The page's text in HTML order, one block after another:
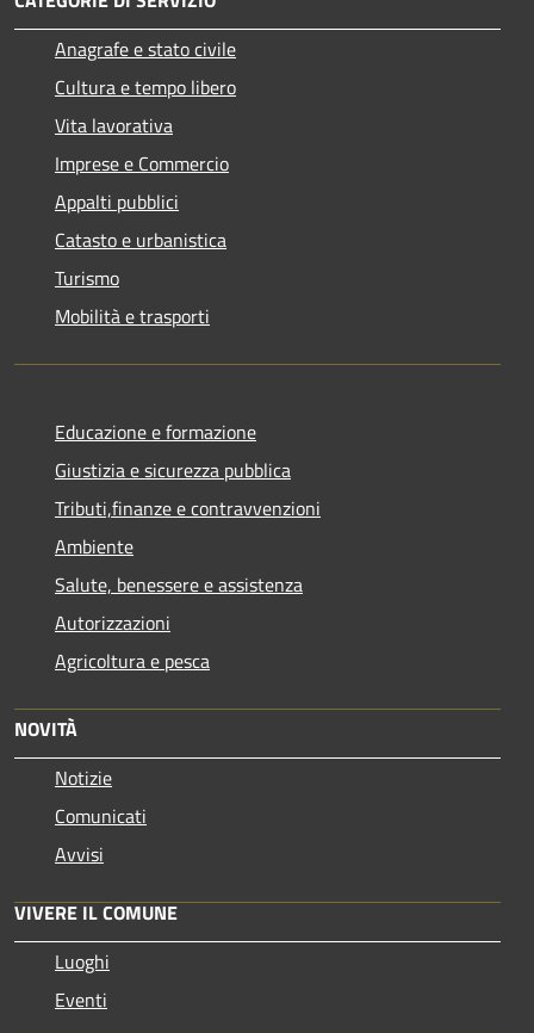
Anagrafe e stato civile
Cultura e tempo libero
Vita lavorativa
Imprese e Commercio
Appalti pubblici
Catasto e urbanistica
Turismo
Mobilità e trasporti
Educazione e formazione
Giustizia e sicurezza pubblica
Tributi,finanze e contravvenzioni
Ambiente
Salute, benessere e assistenza
Autorizzazioni
Agricoltura e pesca
NOVITÀ
Notizie
Comunicati
Avvisi
VIVERE IL COMUNE
Luoghi
Eventi